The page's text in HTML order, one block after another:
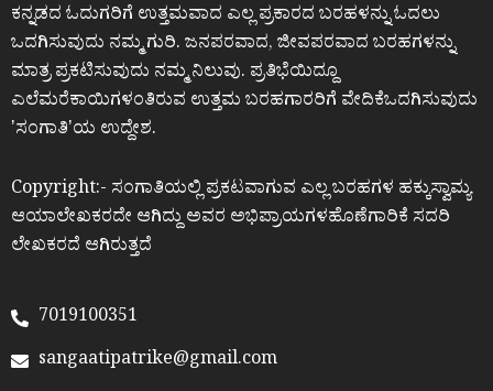
ಕನ್ನಡದ ಓದುಗರಿಗೆ ಉತ್ತಮವಾದ ಎಲ್ಲ ಪ್ರಕಾರದ ಬರಹಳನ್ನು ಓದಲು
ಒದಗಿಸುವುದು ನಮ್ಮ ಗುರಿ. ಜನಪರವಾದ, ಜೀವಪರವಾದ ಬರಹಗಳನ್ನು
ಮಾತ್ರ ಪ್ರಕಟಿಸುವುದು ನಮ್ಮ ನಿಲುವು. ಪ್ರತಿಭೆಯಿದ್ದೂ
ಎಲೆಮರೆಕಾಯಿಗಳಂತಿರುವ ಉತ್ತಮ ಬರಹಗಾರರಿಗೆ ವೇದಿಕೆಒದಗಿಸುವುದು
ʼಸಂಗಾತಿʼಯ ಉದ್ದೇಶ.
Copyright:- ಸಂಗಾತಿಯಲ್ಲಿ ಪ್ರಕಟವಾಗುವ ಎಲ್ಲ ಬರಹಗಳ ಹಕ್ಕುಸ್ವಾಮ್ಯ
ಆಯಾಲೇಖಕರದೇ ಆಗಿದ್ದು ಅವರ ಅಭಿಪ್ರಾಯಗಳಹೊಣೆಗಾರಿಕೆ ಸದರಿ
ಲೇಖಕರದೆ ಆಗಿರುತ್ತದೆ
7019100351
sangaatipatrike@gmail.com